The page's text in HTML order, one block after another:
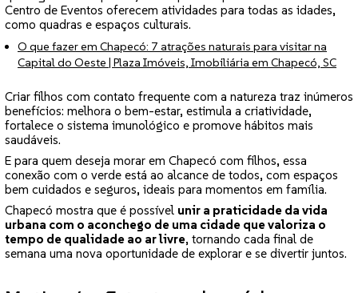
Centro de Eventos oferecem atividades para todas as idades,
como quadras e espaços culturais.
O que fazer em Chapecó: 7 atrações naturais para visitar na
Capital do Oeste | Plaza Imóveis, Imobiliária em Chapecó, SC
Criar filhos com contato frequente com a natureza traz inúmeros
benefícios: melhora o bem-estar, estimula a criatividade,
fortalece o sistema imunológico e promove hábitos mais
saudáveis.
E para quem deseja morar em Chapecó com filhos, essa
conexão com o verde está ao alcance de todos, com espaços
bem cuidados e seguros, ideais para momentos em família.
Chapecó mostra que é possível unir a praticidade da vida
urbana com o aconchego de uma cidade que valoriza o
tempo de qualidade ao ar livre, tornando cada final de
semana uma nova oportunidade de explorar e se divertir juntos.